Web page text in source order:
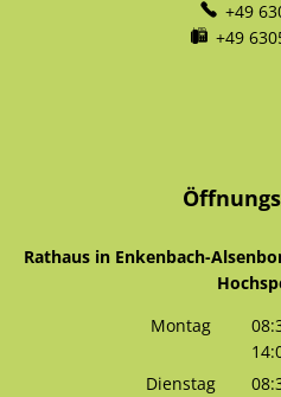
+49
+49
Rathaus in Enkenbach-
Montag
Dienstag